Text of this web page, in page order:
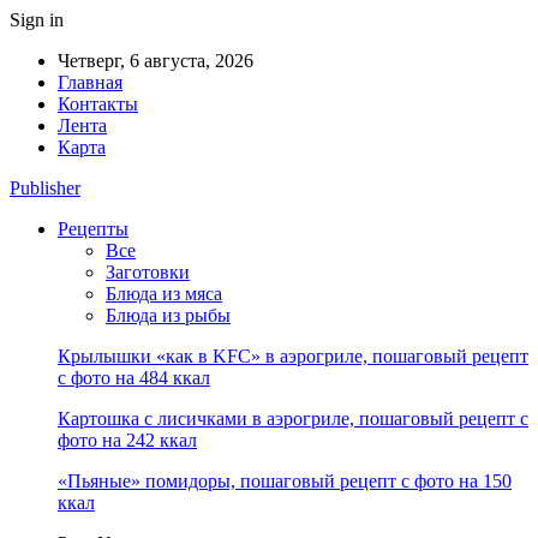
Sign in
Четверг, 6 августа, 2026
Главная
Контакты
Лента
Карта
Publisher
Рецепты
Все
Заготовки
Блюда из мяса
Блюда из рыбы
Крылышки «как в KFC» в аэрогриле, пошаговый рецепт
с фото на 484 ккал
Картошка с лисичками в аэрогриле, пошаговый рецепт с
фото на 242 ккал
«Пьяные» помидоры, пошаговый рецепт с фото на 150
ккал